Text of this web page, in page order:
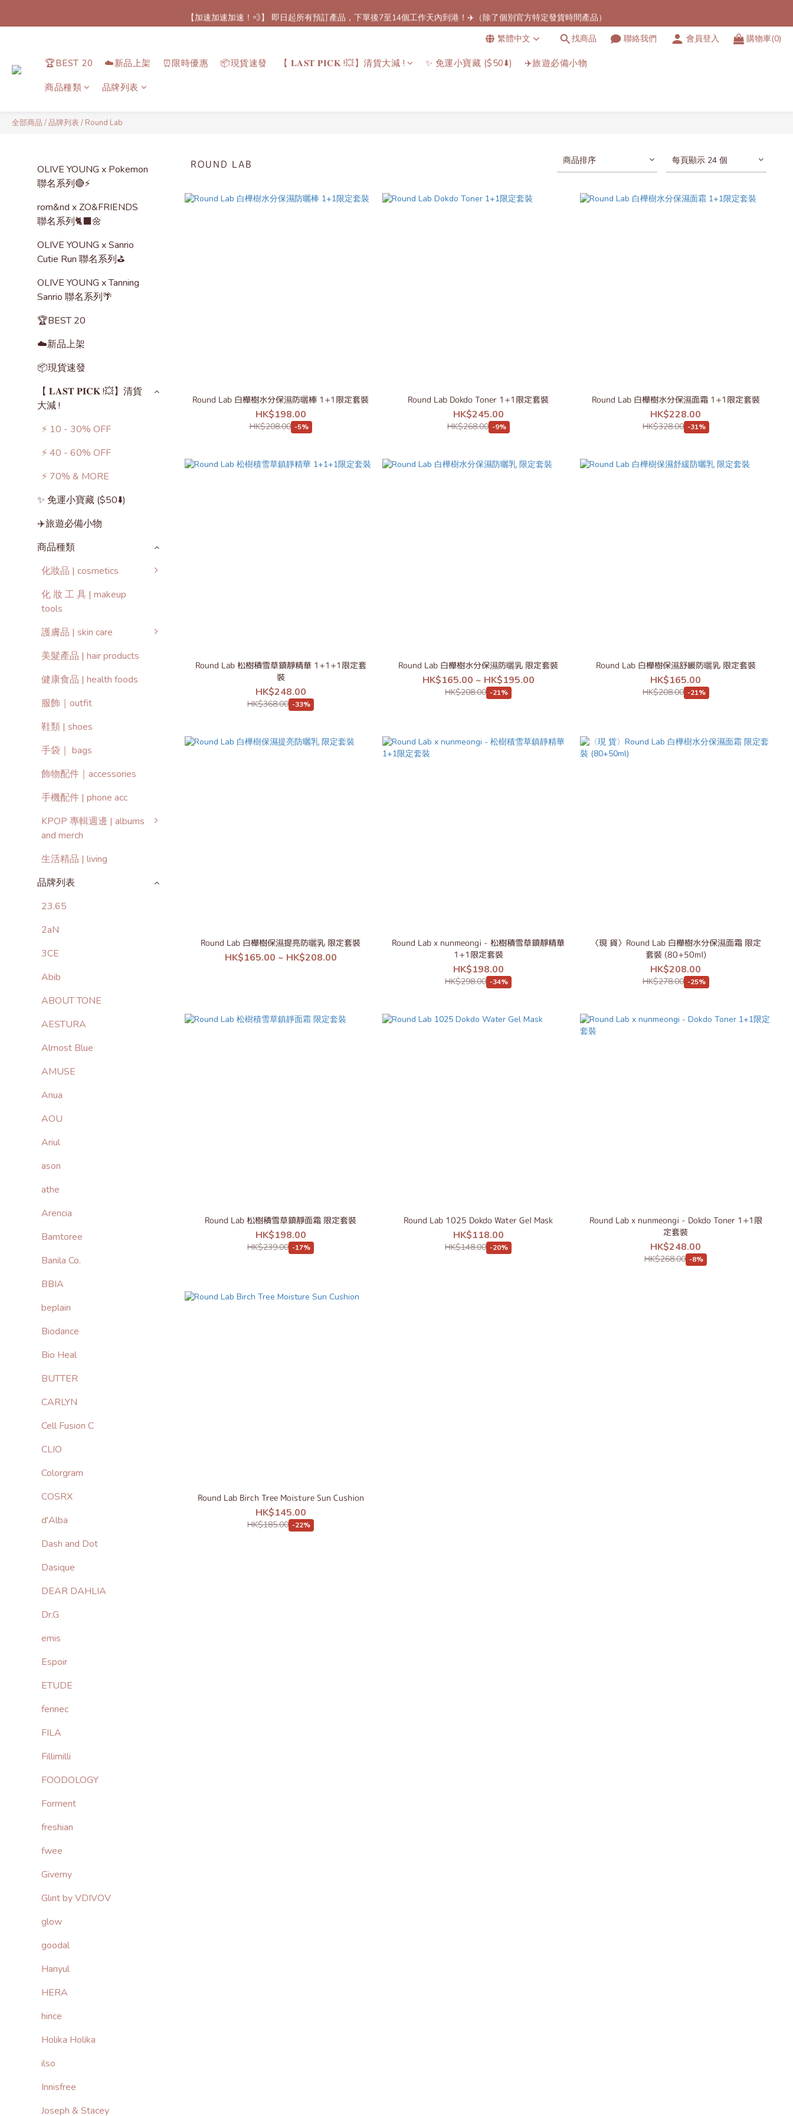
【最新免郵優惠！🚚】滿$800（折扣後總額）包順豐站或櫃自取郵費！（只限香港地區）
【加速加速加速！💨】 即日起所有預訂產品，下單後7至14個工作天內到港！✈️（除了個別官方特定發貨時間產品）
【最新免郵優惠！🚚】滿$800（折扣後總額）包順豐站或櫃自取郵費！（只限香港地區）
繁體中文 找商品 聯絡我們 會員登入 購物車(0)
🏆BEST 20 ☁️新品上架 ⏰限時優惠 📦現貨速發 【 𝐋𝐀𝐒𝐓 𝐏𝐈𝐂𝐊 !💥】清貨大減 ! ✨ 免運小寶藏 ($50⬇️) ✈️旅遊必備小物
商品種類 品牌列表
全部商品 /品牌列表 / Round Lab
OLIVE YOUNG x Pokemon
聯名系列🔴⚡️
rom&nd x ZO&FRIENDS
聯名系列🐈‍⬛🌼
OLIVE YOUNG x Sanrio
Cutie Run 聯名系列⛳
OLIVE YOUNG x Tanning
Sanrio 聯名系列🌴
🏆BEST 20
☁️新品上架
📦現貨速發
【 𝐋𝐀𝐒𝐓 𝐏𝐈𝐂𝐊 !💥】清貨
大減 !
⚡️ 10 - 30% OFF
⚡️ 40 - 60% OFF
⚡️ 70% & MORE
✨ 免運小寶藏 ($50⬇️)
✈️旅遊必備小物
商品種類
化妝品 | cosmetics
化 妝 工 具 | makeup
tools
護膚品 | skin care
美髮產品 | hair products
健康食品 | health foods
服飾｜outfit
鞋類 | shoes
手袋｜ bags
飾物配件｜accessories
手機配件 | phone acc
KPOP 專輯週邊 | albums
and merch
生活精品 | living
品牌列表
23.65
2aN
3CE
Abib
ABOUT TONE
AESTURA
Almost Blue
AMUSE
Anua
AOU
Ariul
ason
athe
Arencia
Bamtoree
Banila Co.
BBIA
beplain
Biodance
Bio Heal
BUTTER
CARLYN
Cell Fusion C
CLIO
Colorgram
COSRX
d'Alba
Dash and Dot
Dasique
DEAR DAHLIA
Dr.G
emis
Espoir
ETUDE
fennec
FILA
Fillimilli
FOODOLOGY
Forment
freshian
fwee
Giverny
Glint by VDIVOV
glow
goodal
Hanyul
HERA
hince
Holika Holika
ilso
Innisfree
Joseph & Stacey
ROUND LAB 商品排序 每頁顯示 24 個
Round Lab 白樺樹水分保濕防曬棒 1+1限定套裝
HK$198.00
HK$208.00 -5%
Round Lab Dokdo Toner 1+1限定套裝
HK$245.00
HK$268.00 -9%
Round Lab 白樺樹水分保濕面霜 1+1限定套裝
HK$228.00
HK$328.00 -31%
Round Lab 松樹積雪草鎮靜精華 1+1+1限定套
裝
HK$248.00
HK$368.00 -33%
Round Lab 白樺樹水分保濕防曬乳 限定套裝
HK$165.00 ~ HK$195.00
HK$208.00 -21%
Round Lab 白樺樹保濕舒緩防曬乳 限定套裝
HK$165.00
HK$208.00 -21%
Round Lab 白樺樹保濕提亮防曬乳 限定套裝
HK$165.00 ~ HK$208.00
Round Lab x nunmeongi - 松樹積雪草鎮靜精華
1+1限定套裝
HK$198.00
HK$298.00 -34%
〈現 貨〉Round Lab 白樺樹水分保濕面霜 限定
套裝 (80+50ml)
HK$208.00
HK$278.00 -25%
Round Lab 松樹積雪草鎮靜面霜 限定套裝
HK$198.00
HK$239.00 -17%
Round Lab 1025 Dokdo Water Gel Mask
HK$118.00
HK$148.00 -20%
Round Lab x nunmeongi - Dokdo Toner 1+1限
定套裝
HK$248.00
HK$268.00 -8%
Round Lab Birch Tree Moisture Sun Cushion
HK$145.00
HK$185.00 -22%